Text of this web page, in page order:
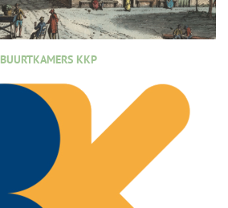
BUURTKAMERS KKP